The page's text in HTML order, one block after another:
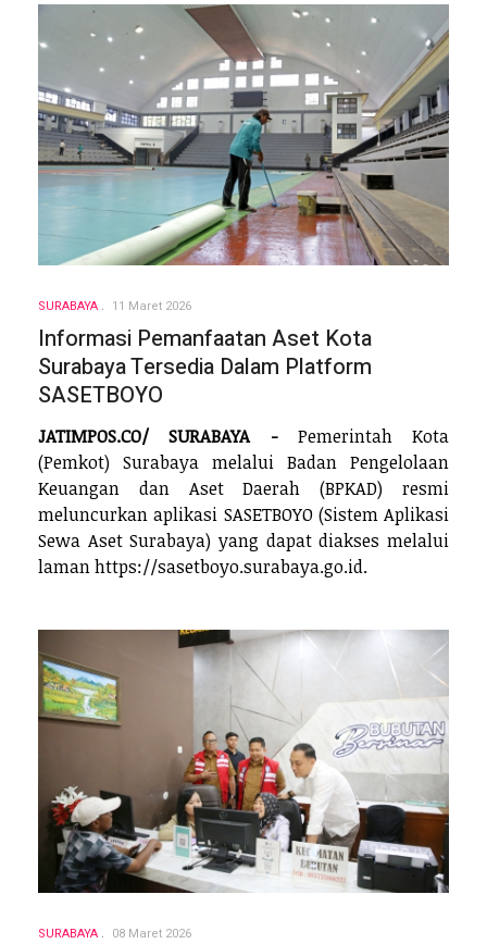
SURABAYA 11 Maret 2026
Informasi Pemanfaatan Aset Kota
Surabaya Tersedia Dalam Platform
SASETBOYO
JATIMPOS.CO/ SURABAYA -Pemerintah Kota
(Pemkot) Surabaya melalui Badan Pengelolaan
Keuangan dan Aset Daerah (BPKAD) resmi
meluncurkan aplikasi SASETBOYO (Sistem Aplikasi
Sewa Aset Surabaya) yang dapat diakses melalui
laman https://sasetboyo.surabaya.go.id.
SURABAYA 08 Maret 2026